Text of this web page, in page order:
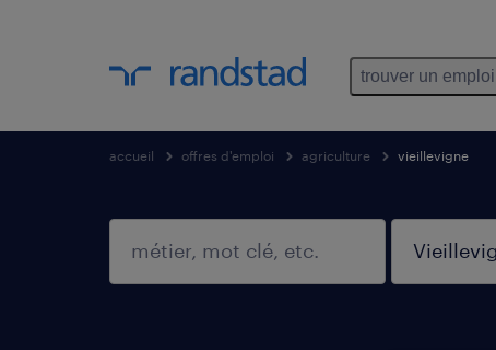
trouver un emploi
accueil offres d'emploi agriculture vieillevigne